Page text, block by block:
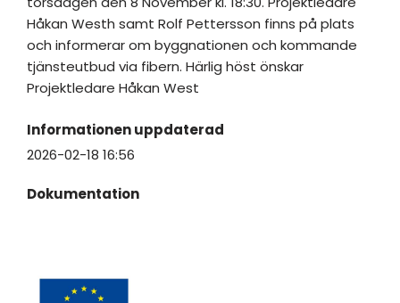
Håkan Westh samt Rolf Pettersson finns på plats
och informerar om byggnationen och kommande
tjänsteutbud via fibern. Härlig höst önskar
Projektledare Håkan West
Informationen uppdaterad
2026-02-18 16:56
Dokumentation